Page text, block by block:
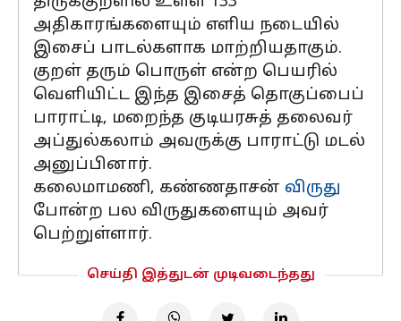
அதிகாரங்களையும் எளிய நடையில்
இசைப் பாடல்களாக மாற்றியதாகும்.
குறள் தரும் பொருள் என்ற பெயரில்
வெளியிட்ட இந்த இசைத் தொகுப்பைப்
பாராட்டி, மறைந்த குடியரசுத் தலைவர்
அப்துல்கலாம் அவருக்கு பாராட்டு மடல்
அனுப்பினார்.
கலைமாமணி, கண்ணதாசன் விருது
போன்ற பல விருதுகளையும் அவர்
பெற்றுள்ளார்.
செய்தி இத்துடன் முடிவடைந்தது